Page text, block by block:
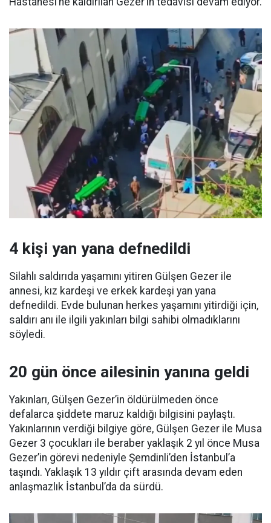
4 kişi yan yana defnedildi
Silahlı saldırıda yaşamını yitiren Gülşen Gezer ile
annesi, kız kardeşi ve erkek kardeşi yan yana
defnedildi. Evde bulunan herkes yaşamını yitirdiği için,
saldırı anı ile ilgili yakınları bilgi sahibi olmadıklarını
söyledi.
20 gün önce ailesinin yanına geldi
Yakınları, Gülşen Gezer’in öldürülmeden önce
defalarca şiddete maruz kaldığı bilgisini paylaştı.
Yakınlarının verdiği bilgiye göre, Gülşen Gezer ile Musa
Gezer 3 çocukları ile beraber yaklaşık 2 yıl önce Musa
Gezer’in görevi nedeniyle Şemdinli’den İstanbul’a
taşındı. Yaklaşık 13 yıldır çift arasında devam eden
anlaşmazlık İstanbul’da da sürdü.